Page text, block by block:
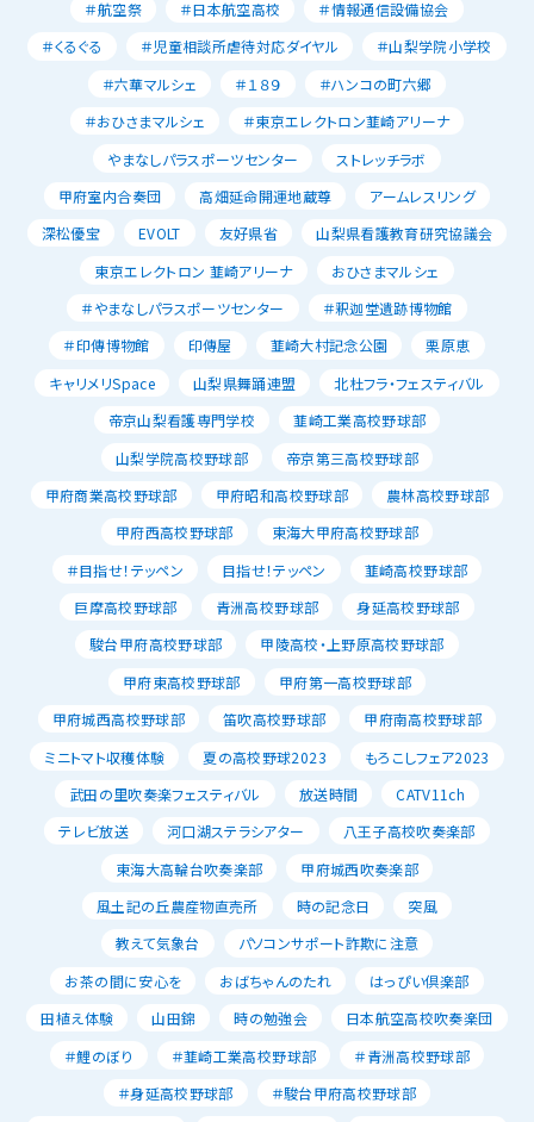
＃航空祭
＃日本航空高校
＃情報通信設備協会
＃くるぐる
＃児童相談所虐待対応ダイヤル
＃山梨学院小学校
＃六華マルシェ
＃１８９
＃ハンコの町六郷
＃おひさまマルシェ
＃東京エレクトロン韮崎アリーナ
やまなしパラスポーツセンター
ストレッチラボ
甲府室内合奏団
高畑延命開運地蔵尊
アームレスリング
深松優宝
EVOLT 友好県省
山梨県看護教育研究協議会
東京エレクトロン 韮崎アリーナ
おひさまマルシェ
＃やまなしパラスポーツセンター
＃釈迦堂遺跡博物館
＃印傳博物館
印傳屋 韮崎大村記念公園
栗原恵
キャリメリSpace
山梨県舞踊連盟
北杜フラ・フェスティバル
帝京山梨看護専門学校
韮崎工業高校野球部
山梨学院高校野球部
帝京第三高校野球部
甲府商業高校野球部
甲府昭和高校野球部
農林高校野球部
甲府西高校野球部
東海大甲府高校野球部
＃目指せ！テッペン
目指せ！テッペン
韮崎高校野球部
巨摩高校野球部
青洲高校野球部
身延高校野球部
駿台甲府高校野球部
甲陵高校・上野原高校野球部
甲府東高校野球部
甲府第一高校野球部
甲府城西高校野球部
笛吹高校野球部
甲府南高校野球部
ミニトマト収穫体験
夏の高校野球2023
もろこしフェア2023
武田の里吹奏楽フェスティバル
放送時間
CATV11ch
テレビ放送
河口湖ステラシアター
八王子高校吹奏楽部
東海大高輪台吹奏楽部
甲府城西吹奏楽部
風土記の丘農産物直売所
時の記念日
突風
教えて気象台
パソコンサポート詐欺に注意
お茶の間に安心を
おばちゃんのたれ
はっぴい倶楽部
田植え体験
山田錦 時の勉強会
日本航空高校吹奏楽団
＃鯉のぼり
＃韮崎工業高校野球部
＃青洲高校野球部
＃身延高校野球部
＃駿台甲府高校野球部